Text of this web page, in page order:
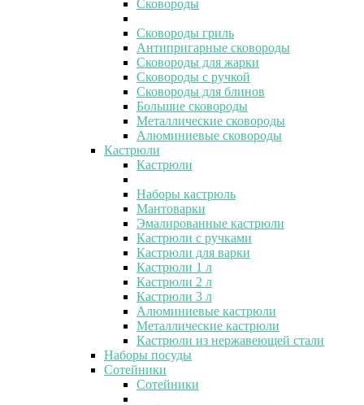
Сковороды
Сковороды гриль
Антипригарные сковороды
Сковороды для жарки
Сковороды с ручкой
Сковороды для блинов
Большие сковороды
Металлические сковороды
Алюминиевые сковороды
Кастрюли
Кастрюли
Наборы кастрюль
Мантоварки
Эмалированные кастрюли
Кастрюли с ручками
Кастрюли для варки
Кастрюли 1 л
Кастрюли 2 л
Кастрюли 3 л
Алюминиевые кастрюли
Металлические кастрюли
Кастрюли из нержавеющей стали
Наборы посуды
Сотейники
Сотейники